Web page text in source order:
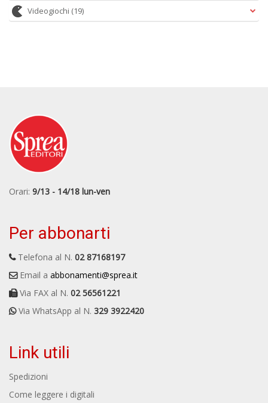
Videogiochi (19)
Orari: 9/13 - 14/18 lun-ven
Per abbonarti
Telefona al N. 02 87168197
Email a abbonamenti@sprea.it
Via FAX al N. 02 56561221
Via WhatsApp al N. 329 3922420
Link utili
Spedizioni
Come leggere i digitali